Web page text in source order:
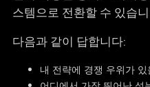
스템으로 전환할 수 있습
다음과 같이 답합니다:
내 전략에 경쟁 우위가 있